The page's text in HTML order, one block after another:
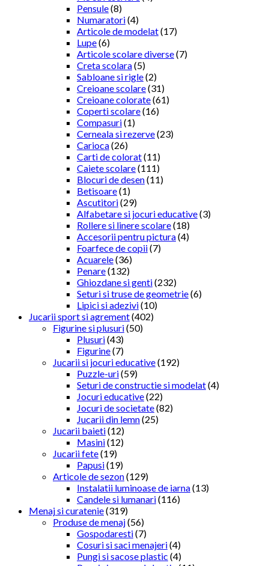
Pensule(8)
Numaratori(4)
Articole de modelat(17)
Lupe(6)
Articole scolare diverse(7)
Creta scolara(5)
Sabloane si rigle(2)
Creioane scolare(31)
Creioane colorate(61)
Coperti scolare(16)
Compasuri(1)
Cerneala si rezerve(23)
Carioca(26)
Carti de colorat(11)
Caiete scolare(111)
Blocuri de desen(11)
Betisoare(1)
Ascutitori(29)
Alfabetare si jocuri educative(3)
Rollere si linere scolare(18)
Accesorii pentru pictura(4)
Foarfece de copii(7)
Acuarele(36)
Penare(132)
Ghiozdane si genti(232)
Seturi si truse de geometrie(6)
Lipici si adezivi(10)
Jucarii sport si agrement(402)
Figurine si plusuri(50)
Plusuri(43)
Figurine(7)
Jucarii si jocuri educative(192)
Puzzle-uri(59)
Seturi de constructie si modelat(4)
Jocuri educative(22)
Jocuri de societate(82)
Jucarii din lemn(25)
Jucarii baieti(12)
Masini(12)
Jucarii fete(19)
Papusi(19)
Articole de sezon(129)
Instalatii luminoase de iarna(13)
Candele si lumanari(116)
Menaj si curatenie(319)
Produse de menaj(56)
Gospodaresti(7)
Cosuri si saci menajeri(4)
Pungi si sacose plastic (4)